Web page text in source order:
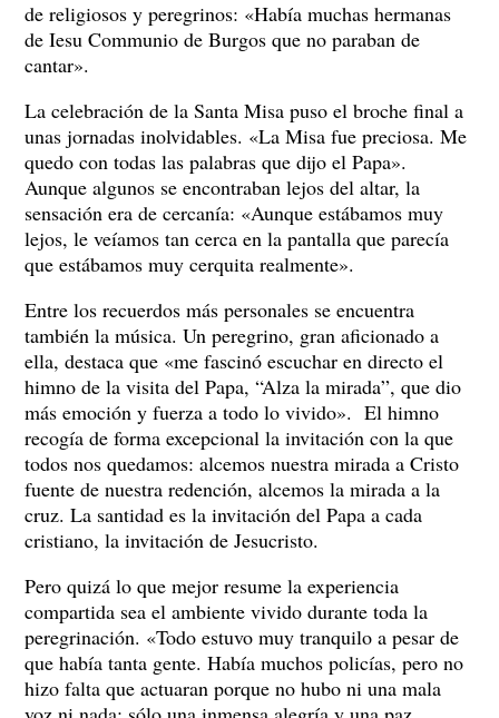
de religiosos y peregrinos: «Había muchas hermanas
de Iesu Communio de Burgos que no paraban de
cantar».
La celebración de la Santa Misa puso el broche final a
unas jornadas inolvidables. «La Misa fue preciosa. Me
quedo con todas las palabras que dijo el Papa».
Aunque algunos se encontraban lejos del altar, la
sensación era de cercanía: «Aunque estábamos muy
lejos, le veíamos tan cerca en la pantalla que parecía
que estábamos muy cerquita realmente».
Entre los recuerdos más personales se encuentra
también la música. Un peregrino, gran aficionado a
ella, destaca que «me fascinó escuchar en directo el
himno de la visita del Papa, “Alza la mirada”, que dio
más emoción y fuerza a todo lo vivido». El himno
recogía de forma excepcional la invitación con la que
todos nos quedamos: alcemos nuestra mirada a Cristo
fuente de nuestra redención, alcemos la mirada a la
cruz. La santidad es la invitación del Papa a cada
cristiano, la invitación de Jesucristo.
Pero quizá lo que mejor resume la experiencia
compartida sea el ambiente vivido durante toda la
peregrinación. «Todo estuvo muy tranquilo a pesar de
que había tanta gente. Había muchos policías, pero no
hizo falta que actuaran porque no hubo ni una mala